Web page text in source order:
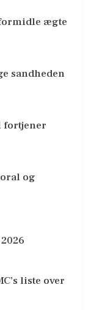
ægte
sandheden
fortjener
og
liste over